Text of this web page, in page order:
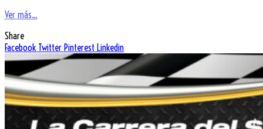
Ver más...
Share
Facebook Twitter Pinterest Linkedin